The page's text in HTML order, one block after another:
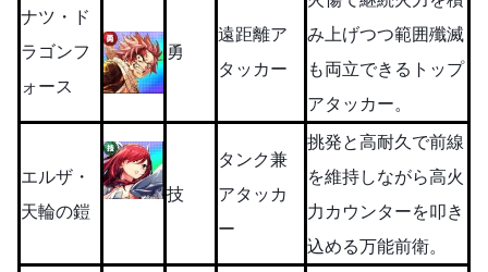
ナツ・ド
ラゴンフ
ォース
勇
遠距離ア
タッカー
み上げつつ範囲殲滅
も両立できるトップ
アタッカー。
エルザ・
天輪の鎧
技
タンク兼
アタッカ
ー
挑発と高耐久で前線
を維持しながら高火
力カウンターを叩き
込める万能前衛。